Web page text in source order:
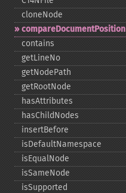
cloneNode
compareDocumentPosition
contains
getLineNo
getNodePath
getRootNode
hasAttributes
hasChildNodes
insertBefore
isDefaultNamespace
isEqualNode
isSameNode
isSupported